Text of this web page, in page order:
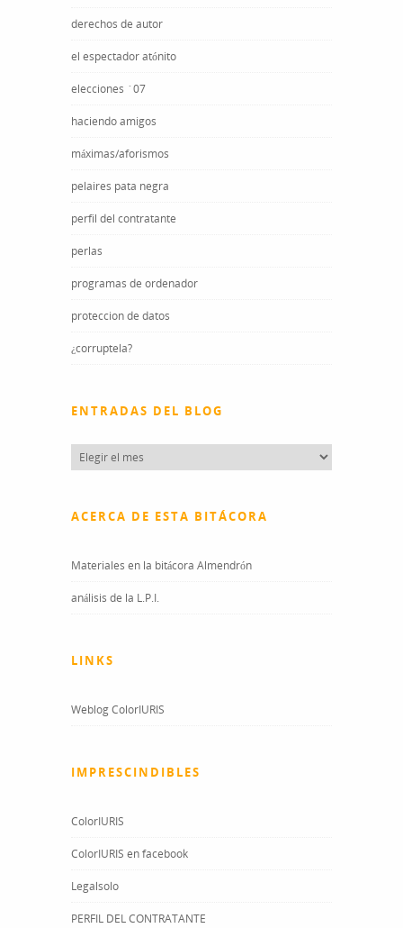
derechos de autor
el espectador atónito
elecciones ´07
haciendo amigos
máximas/aforismos
pelaires pata negra
perfil del contratante
perlas
programas de ordenador
proteccion de datos
¿corruptela?
ENTRADAS DEL BLOG
Entradas
del
ACERCA DE ESTA BITÁCORA
Materiales en la bitácora Almendrón
análisis de la L.P.I.
LINKS
Weblog ColorIURIS
IMPRESCINDIBLES
ColorIURIS
ColorIURIS en facebook
Legalsolo
PERFIL DEL CONTRATANTE